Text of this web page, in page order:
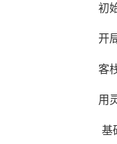
初
开
客
用
基